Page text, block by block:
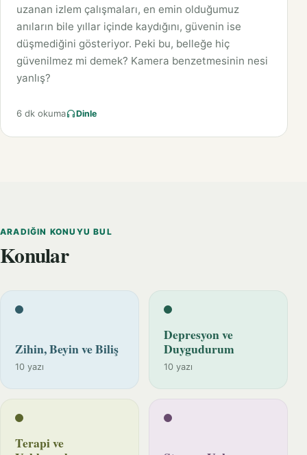
uzanan izlem çalışmaları, en emin olduğumuz
anıların bile yıllar içinde kaydığını, güvenin ise
düşmediğini gösteriyor. Peki bu, belleğe hiç
güvenilmez mi demek? Kamera benzetmesinin nesi
yanlış?
6 dk okuma Dinle
ARADIĞIN KONUYU BUL
Konular
Zihin, Beyin ve Biliş
10 yazı
Depresyon ve
Duygudurum
10 yazı
Terapi ve